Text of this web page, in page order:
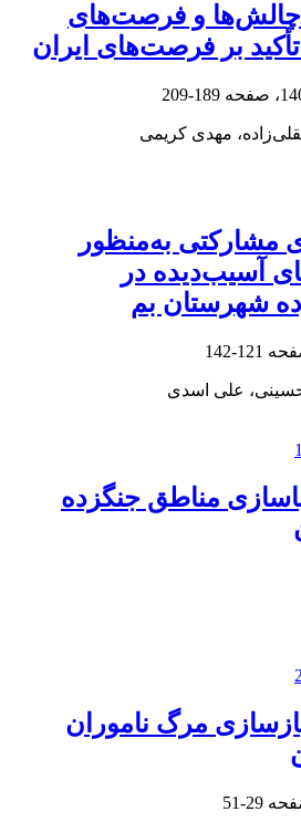
چالش‌ها و فرصت‌های
بر فرصت‌های ایران
189-209
مهدی کریمی
مشارکتی به‌منظور
آسیب‌دیده در
شهرستان بم
121-142
علی اسدی
مناطق جنگزده
مرگ ناموران
29-51